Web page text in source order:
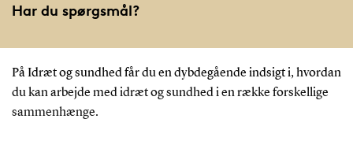
Har du spørgsmål?
På Idræt og sundhed får du en dybdegående indsigt i, hvordan
du kan arbejde med idræt og sundhed i en række forskellige
sammenhænge.